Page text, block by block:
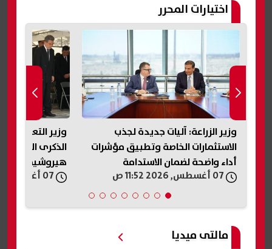
اختيارات المحرر
وزير الزراعة: آليات جديدة لجذب
الاستثمارات الخاصة وتطبيق مؤشرات
أداء واضحة لضمان الاستدامة
وزير التعليم
هيروشيما
مالتى ميديا